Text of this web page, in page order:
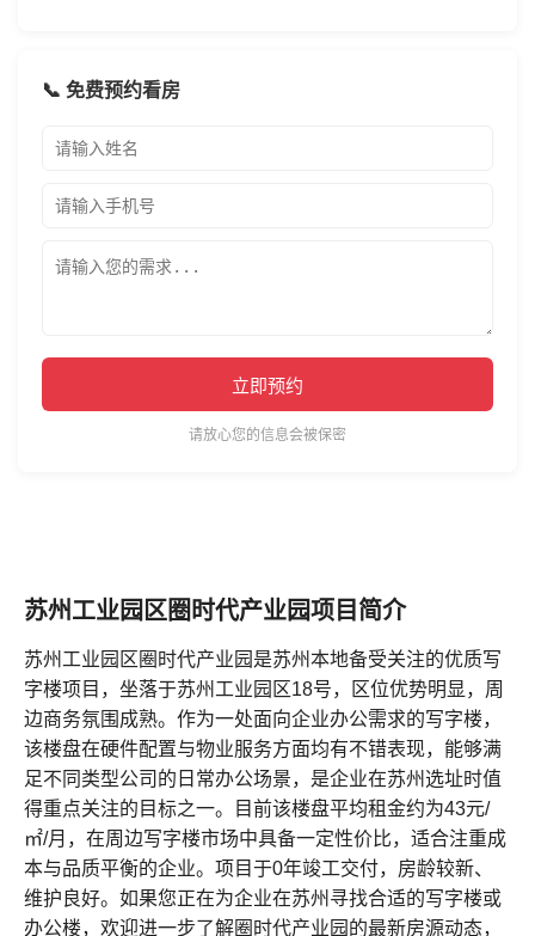
📞 免费预约看房
立即预约
请放心您的信息会被保密
苏州工业园区圈时代产业园项目简介
苏州工业园区圈时代产业园是苏州本地备受关注的优质写
字楼项目，坐落于苏州工业园区18号，区位优势明显，周
边商务氛围成熟。作为一处面向企业办公需求的写字楼，
该楼盘在硬件配置与物业服务方面均有不错表现，能够满
足不同类型公司的日常办公场景，是企业在苏州选址时值
得重点关注的目标之一。目前该楼盘平均租金约为43元/
㎡/月，在周边写字楼市场中具备一定性价比，适合注重成
本与品质平衡的企业。项目于0年竣工交付，房龄较新、
维护良好。如果您正在为企业在苏州寻找合适的写字楼或
办公楼，欢迎进一步了解圈时代产业园的最新房源动态，